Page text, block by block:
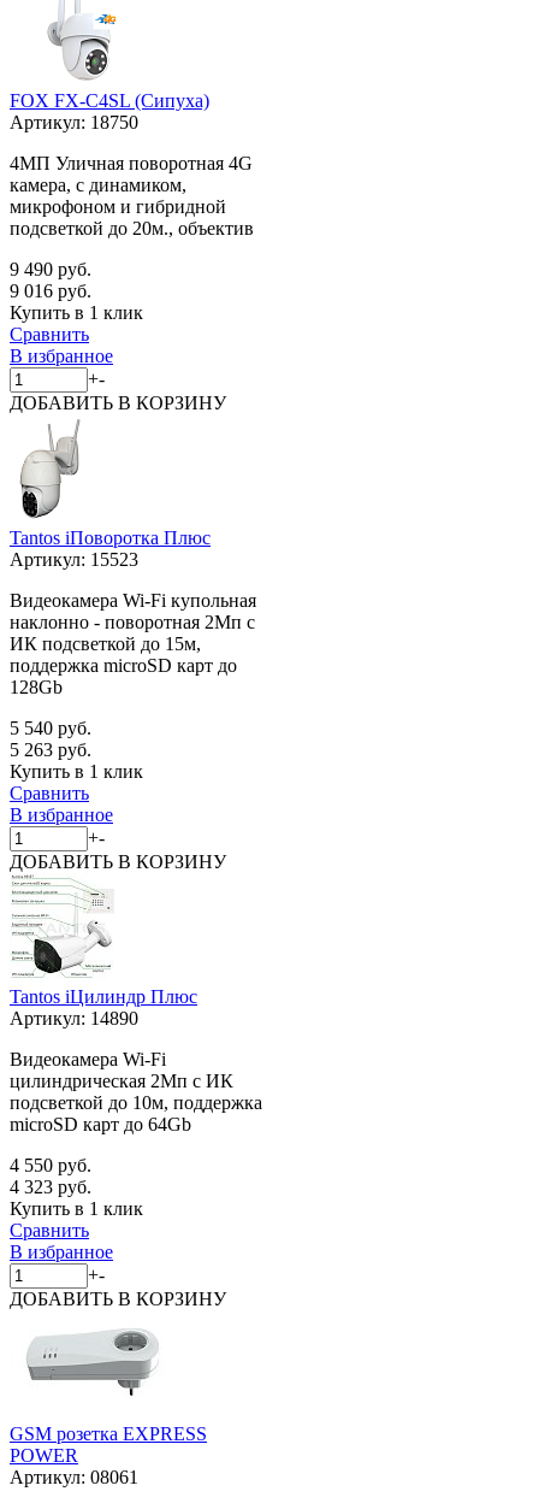
FOX FX-C4SL (Сипуха)
Артикул: 18750
4МП Уличная поворотная 4G
камера, с динамиком,
микрофоном и гибридной
подсветкой до 20м., объектив
9 490 руб.
9 016 руб.
Купить в 1 клик
Сравнить
В избранное
+-
ДОБАВИТЬ В КОРЗИНУ
Tantos iПоворотка Плюс
Артикул: 15523
Видеокамера Wi-Fi купольная
наклонно - поворотная 2Мп с
ИК подсветкой до 15м,
поддержка microSD карт до
128Gb
5 540 руб.
5 263 руб.
Купить в 1 клик
Сравнить
В избранное
+-
ДОБАВИТЬ В КОРЗИНУ
Tantos iЦилиндр Плюс
Артикул: 14890
Видеокамера Wi-Fi
цилиндрическая 2Мп с ИК
подсветкой до 10м, поддержка
microSD карт до 64Gb
4 550 руб.
4 323 руб.
Купить в 1 клик
Сравнить
В избранное
+-
ДОБАВИТЬ В КОРЗИНУ
GSM розетка EXPRESS
POWER
Артикул: 08061